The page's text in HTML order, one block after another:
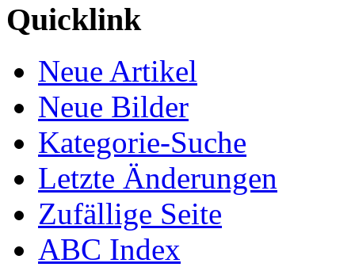
Quicklink
Neue Artikel
Neue Bilder
Kategorie-Suche
Letzte Änderungen
Zufällige Seite
ABC Index